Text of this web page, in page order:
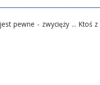
pewne - zwycięży ... Ktoś